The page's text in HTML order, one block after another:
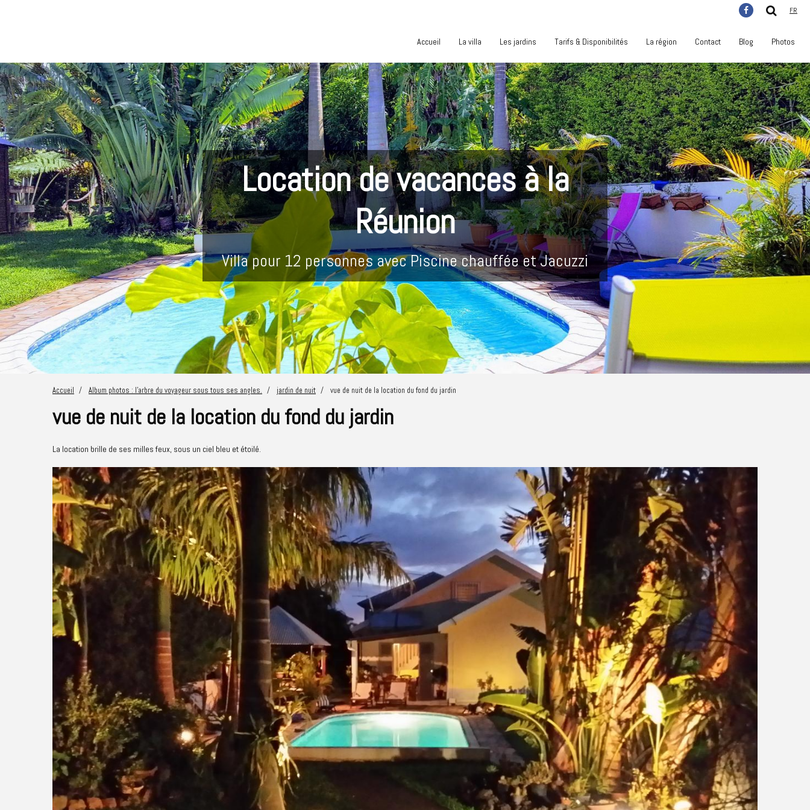
Accueil La villa Les jardins Tarifs & Disponibilités La région Contact Blog Photos
FR
Location de vacances à la
Réunion
Villa pour 12 personnes avec Piscine chauffée et Jacuzzi
Accueil Album photos : l'arbre du voyageur sous tous ses angles. jardin de nuit vue de nuit de la location du fond du jardin
vue de nuit de la location du fond du jardin
La location brille de ses milles feux, sous un ciel bleu et étoilé.